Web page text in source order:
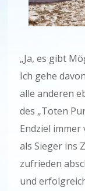
„Ja, es gibt
Ich gehe
alle anderen
des „Toten
Endziel
als Sieger ins
zufrieden
und